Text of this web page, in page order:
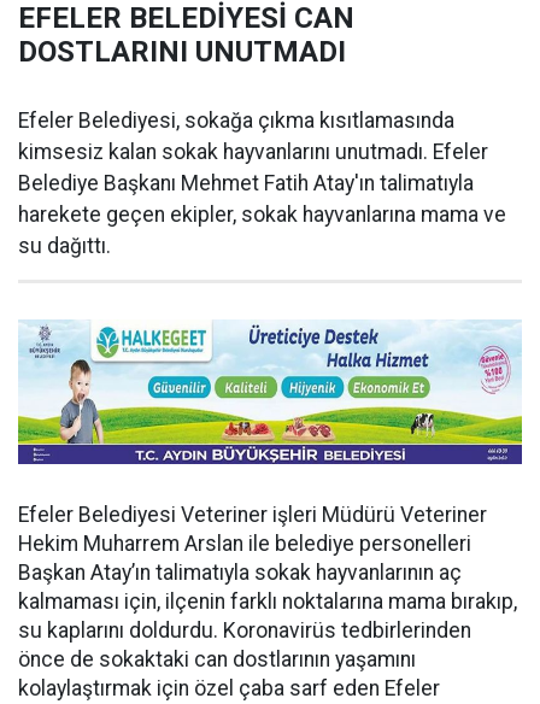
EFELER BELEDİYESİ CAN
DOSTLARINI UNUTMADI
Efeler Belediyesi, sokağa çıkma kısıtlamasında
kimsesiz kalan sokak hayvanlarını unutmadı. Efeler
Belediye Başkanı Mehmet Fatih Atay'ın talimatıyla
harekete geçen ekipler, sokak hayvanlarına mama ve
su dağıttı.
Efeler Belediyesi Veteriner işleri Müdürü Veteriner
Hekim Muharrem Arslan ile belediye personelleri
Başkan Atay’ın talimatıyla sokak hayvanlarının aç
kalmaması için, ilçenin farklı noktalarına mama bırakıp,
su kaplarını doldurdu. Koronavirüs tedbirlerinden
önce de sokaktaki can dostlarının yaşamını
kolaylaştırmak için özel çaba sarf eden Efeler